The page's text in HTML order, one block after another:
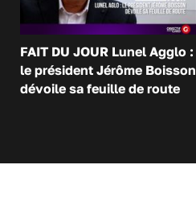
FAIT DU JOUR Lunel Agglo :
le président Jérôme Boisson
dévoile sa feuille de route